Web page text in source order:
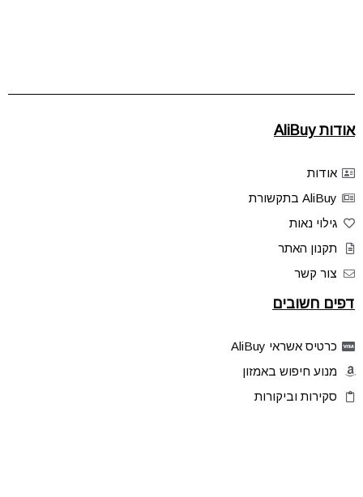
אודות AliBuy
אודות
AliBuy בתקשורת
גילוי נאות
תקנון האתר
צור קשר
דפים חשובים
כרטיס אשראי AliBuy
מנוע חיפוש באמזון
סקירות וביקורות